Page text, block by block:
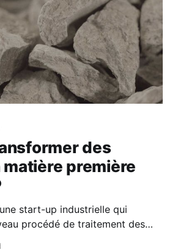
des
première
start-up industrielle qui
procédé de traitement des